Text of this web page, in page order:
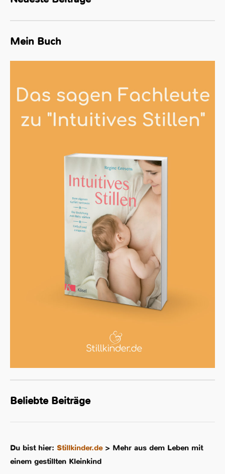
Mein Buch
Beliebte Beiträge
Du bist hier: Stillkinder.de> Mehr aus dem Leben mit
einem gestillten Kleinkind